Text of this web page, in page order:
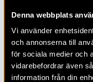
Denna webbplats
Vi använder
och annonserna till
för sociala medier och
vidarebefordrar även
information från din
RAPPORT 2023:130